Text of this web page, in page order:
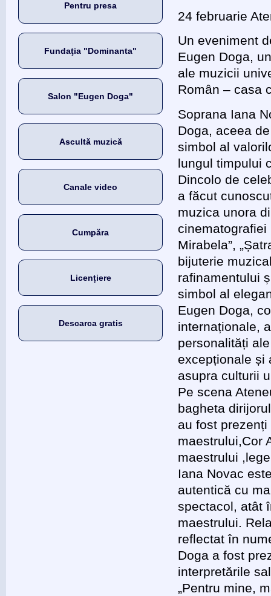
Pentru presa
Fundaţia "Dominanta"
Salon "Eugen Doga"
Ascultă muzică
Canale video
Cumpăra
Licențiere
Descarca gratis
24 februarie
Un eveniment
Eugen Doga,
ale muzicii
Român – casa
Soprana Iana
Doga, aceea
simbol al
lungul timpului
Dincolo de
a făcut
muzica unora
cinematografiei
Mirabela”,
bijuterie
rafinamentului
simbol al
Eugen Doga,
internaționale,
personalități
excepționale și
asupra culturii
Pe scena
bagheta
au fost
maestrului,Cor
maestrului
Iana Novac
autentică cu
spectacol, atât
maestrului.
reflectat în
Doga a fost
interpretările
„Pentru mine,